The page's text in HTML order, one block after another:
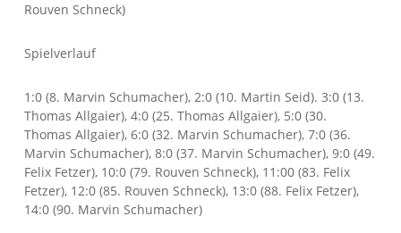
Rouven Schneck)
Spielverlauf
1:0 (8. Marvin Schumacher), 2:0 (10. Martin Seid). 3:0 (13.
Thomas Allgaier), 4:0 (25. Thomas Allgaier), 5:0 (30.
Thomas Allgaier), 6:0 (32. Marvin Schumacher), 7:0 (36.
Marvin Schumacher), 8:0 (37. Marvin Schumacher), 9:0 (49.
Felix Fetzer), 10:0 (79. Rouven Schneck), 11:00 (83. Felix
Fetzer), 12:0 (85. Rouven Schneck), 13:0 (88. Felix Fetzer),
14:0 (90. Marvin Schumacher)